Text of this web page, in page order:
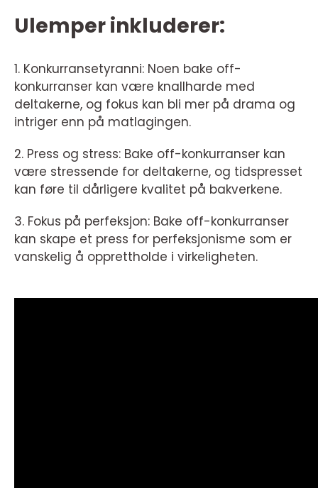
Ulemper inkluderer:
1. Konkurransetyranni: Noen bake off-
konkurranser kan være knallharde med
deltakerne, og fokus kan bli mer på drama og
intriger enn på matlagingen.
2. Press og stress: Bake off-konkurranser kan
være stressende for deltakerne, og tidspresset
kan føre til dårligere kvalitet på bakverkene.
3. Fokus på perfeksjon: Bake off-konkurranser
kan skape et press for perfeksjonisme som er
vanskelig å opprettholde i virkeligheten.